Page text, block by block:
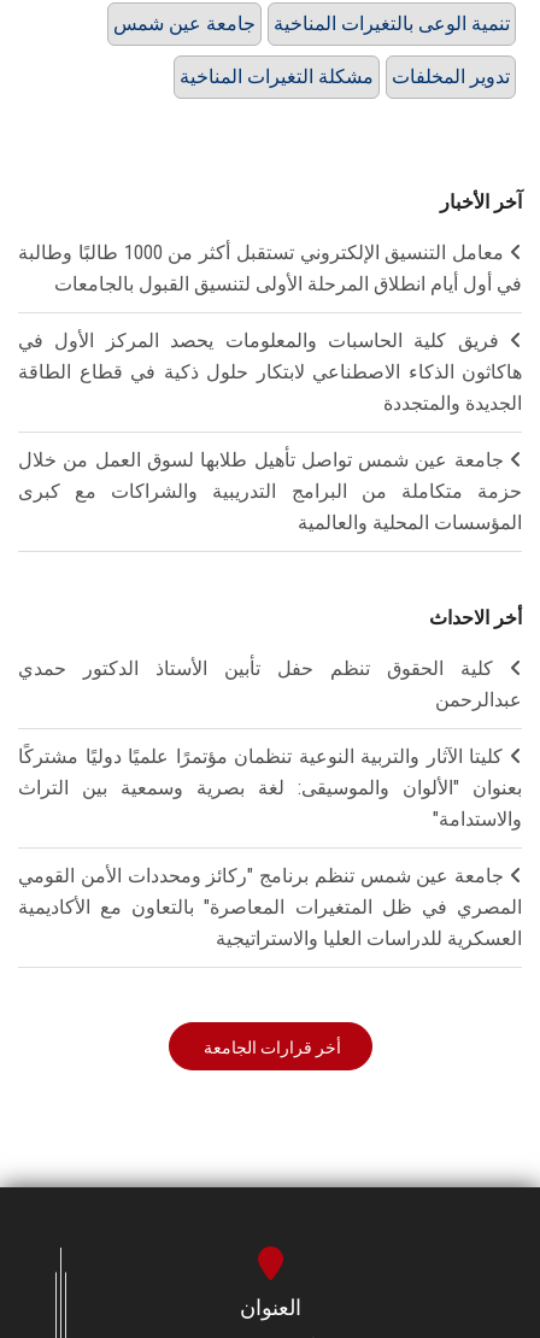
جامعة عين شمس تنمية الوعى بالتغيرات المناخية
مشكلة التغيرات المناخية تدوير المخلفات
آخر الأخبار
معامل التنسيق الإلكتروني تستقبل أكثر من 1000 طالبًا وطالبة
في أول أيام انطلاق المرحلة الأولى لتنسيق القبول بالجامعات
فريق كلية الحاسبات والمعلومات يحصد المركز الأول في
هاكاثون الذكاء الاصطناعي لابتكار حلول ذكية في قطاع الطاقة
الجديدة والمتجددة
جامعة عين شمس تواصل تأهيل طلابها لسوق العمل من خلال
حزمة متكاملة من البرامج التدريبية والشراكات مع كبرى
المؤسسات المحلية والعالمية
أخر الاحداث
كلية الحقوق تنظم حفل تأبين الأستاذ الدكتور حمدي
عبدالرحمن
كليتا الآثار والتربية النوعية تنظمان مؤتمرًا علميًا دوليًا مشتركًا
بعنوان "الألوان والموسيقى: لغة بصرية وسمعية بين التراث
والاستدامة"
جامعة عين شمس تنظم برنامج "ركائز ومحددات الأمن القومي
المصري في ظل المتغيرات المعاصرة" بالتعاون مع الأكاديمية
العسكرية للدراسات العليا والاستراتيجية
أخر قرارات الجامعة
العنوان